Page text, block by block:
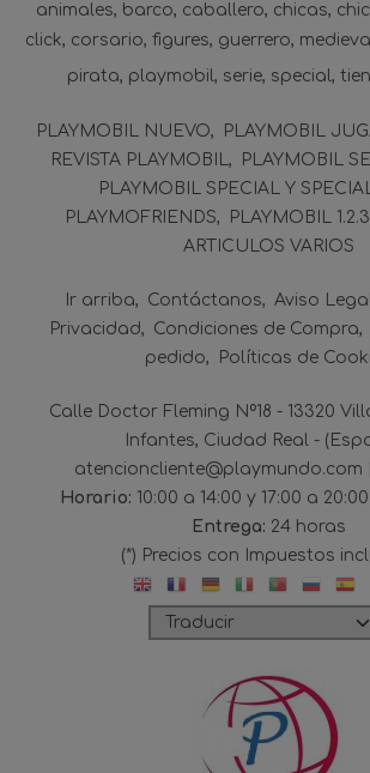
animales barco caballero chicas
click corsario figures guerrero
pirata playmobil serie special
PLAYMOBIL NUEVO
PLAYMOBIL
REVISTA PLAYMOBIL
PLAYMOBIL
PLAYMOBIL SPECIAL Y
PLAYMOFRIENDS
PLAYMOBIL
ARTICULOS VARIOS
Ir arriba Contáctanos Aviso
Privacidad
Condiciones de Compra
pedido
Políticas de
Calle Doctor Fleming Nº18 - 13320
Infantes, Ciudad Real -
atencioncliente@playmundo.com |
Horario: 10:00 a 14:00 y 17:00 a 20:00
Entrega: 24 horas
(*) Precios con Impuestos